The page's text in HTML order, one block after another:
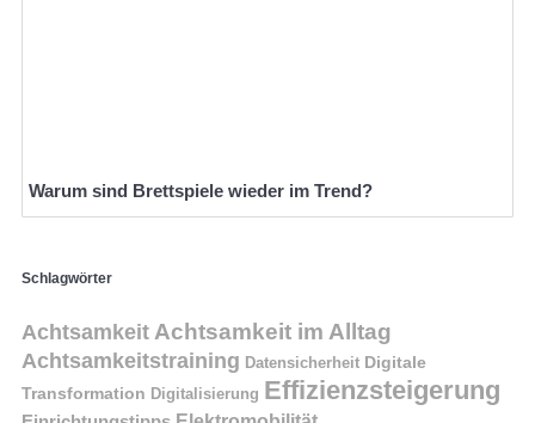
Warum sind Brettspiele wieder im Trend?
Schlagwörter
Achtsamkeit Achtsamkeit im Alltag
Achtsamkeitstraining Datensicherheit Digitale
Transformation Digitalisierung Effizienzsteigerung